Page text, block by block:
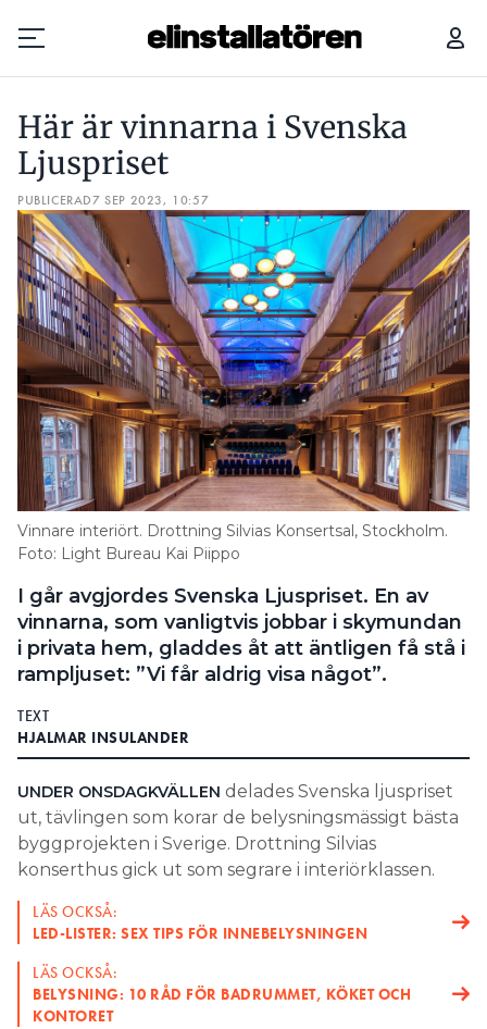
Prenumerera
Hantera prenumeration
Lediga jobb
Annonsera
Läs E-tidningen
Om tidningen
Kontakt
Personuppgifter
Search for:
SEARCH
Här är vinnarna i Svenska
Ljuspriset
PUBLICERAD7 SEP 2023, 10:57
Vinnare interiört. Drottning Silvias Konsertsal, Stockholm.
Foto: Light Bureau Kai Piippo
I går avgjordes Svenska Ljuspriset. En av
vinnarna, som vanligtvis jobbar i skymundan
i privata hem, gladdes åt att äntligen få stå i
rampljuset: ”Vi får aldrig visa något”.
TEXT
HJALMAR INSULANDER
UNDER ONSDAGKVÄLLEN delades Svenska ljuspriset
ut, tävlingen som korar de belysningsmässigt bästa
byggprojekten i Sverige. Drottning Silvias
konserthus gick ut som segrare i interiörklassen.
LÄS OCKSÅ:
LED-LISTER: SEX TIPS FÖR INNEBELYSNINGEN
LÄS OCKSÅ:
BELYSNING: 10 RÅD FÖR BADRUMMET, KÖKET OCH
KONTORET
HÄR ÄR VINNARNA I SVENSKA LJUSPRISET KOMMER DET